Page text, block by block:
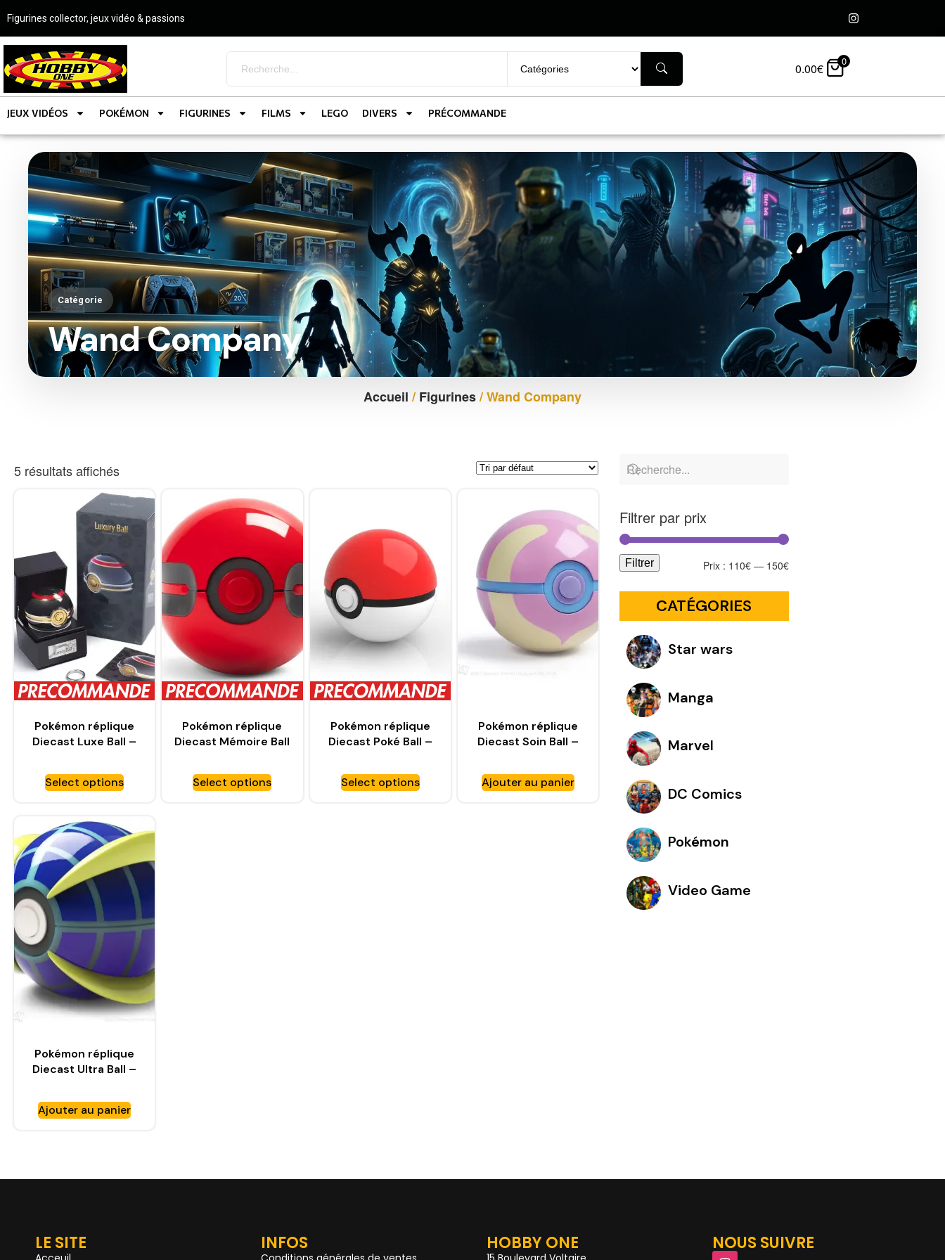
Figurines collector, jeux vidéo & passions
0.00€ 0
JEUX VIDÉOS POKÉMON FIGURINES FILMS LEGO DIVERS PRÉCOMMANDE
Catégorie
Wand Company
Accueil /Figurines/ Wand Company
5 résultats affichés
Pokémon réplique
Diecast Luxe Ball –
Select options
Pokémon réplique
Diecast Mémoire Ball
Select options
Pokémon réplique
Diecast Poké Ball –
Select options
Pokémon réplique
Diecast Soin Ball –
Ajouter au panier
Pokémon réplique
Diecast Ultra Ball –
Ajouter au panier
Filtrer par prix
Filtrer Prix : 110€— 150€
CATÉGORIES
Star wars
Manga
Marvel
DC Comics
Pokémon
Video Game
LE SITE INFOS HOBBY ONE NOUS SUIVRE